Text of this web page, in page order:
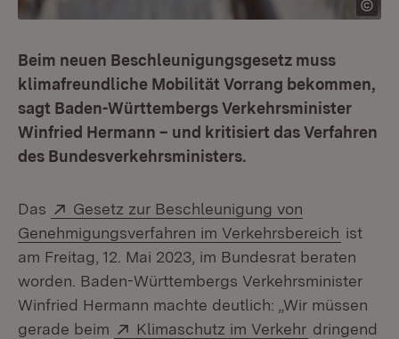
Beim neuen Beschleunigungsgesetz muss
klimafreundliche Mobilität Vorrang bekommen,
sagt Baden-Württembergs Verkehrsminister
Winfried Hermann – und kritisiert das Verfahren
des Bundesverkehrsministers.
Das Extern:
Gesetz zur Beschleunigung von
Genehmigungsverfahren im Verkehrsbereich (Öffnet
ist
am Freitag, 12. Mai 2023, im Bundesrat beraten
worden. Baden-Württembergs Verkehrsminister
Winfried Hermann machte deutlich: „Wir müssen
gerade beim
Extern:
Klimaschutz im Verkehr (Öffnet in
dringend